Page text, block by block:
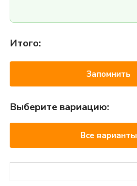
Итого:
Запомнить
Выберите вариацию:
Все варианты